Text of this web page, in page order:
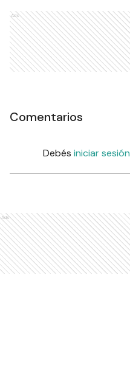
Ads
Comentarios
Debés iniciar sesión
Ads